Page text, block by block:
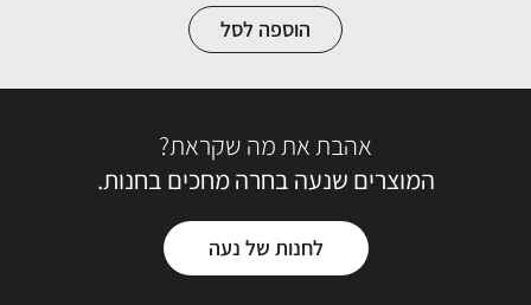
הוספה לסל
אהבת את מה שקראת?
המוצרים שנעה בחרה מחכים בחנות.
לחנות של נעה